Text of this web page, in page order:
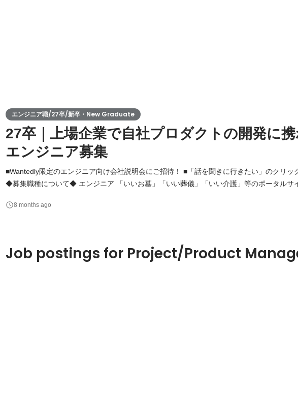
エンジニア職/27卒/新卒・New Graduate
27卒｜上場企業で自社プロダクトの開発に
エンジニア募集
■Wantedly限定のエンジニア向け会社説明会にご招待！ ■「話を聞きに行きたい」のクリッ
◆募集職種について◆ エンジニア 「いいお墓」「いい葬儀」「いい介護」等のポータルサイトにおけるWebアプ
部のメンバーと密にコミュニケーションを取りながら開発を進めていきます。 事業会社特
8 months ago
Job postings for Project/Product